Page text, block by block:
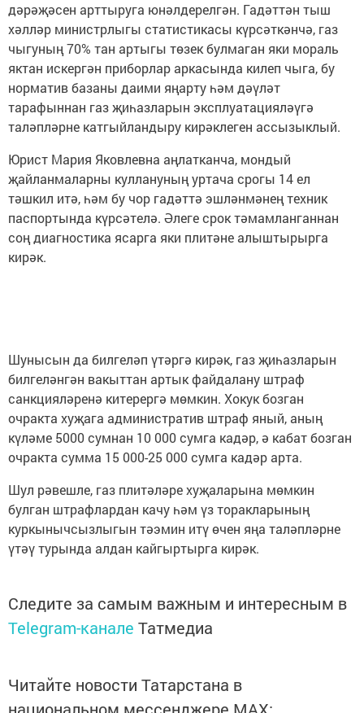
дәрәҗәсен арттыруга юнәлдерелгән. Гадәттән тыш
хәлләр министрлыгы статистикасы күрсәткәнчә, газ
чыгуның 70% тан артыгы төзек булмаган яки мораль
яктан искергән приборлар аркасында килеп чыга, бу
норматив базаны даими яңарту һәм дәүләт
тарафыннан газ җиһазларын эксплуатацияләүгә
таләпләрне катгыйландыру кирәклеген ассызыклый.
Юрист Мария Яковлевна аңлатканча, мондый
җайланмаларны куллануның уртача срогы 14 ел
тәшкил итә, һәм бу чор гадәттә эшләнмәнең техник
паспортында күрсәтелә. Әлеге срок тәмамланганнан
соң диагностика ясарга яки плитәне алыштырырга
кирәк.
Шунысын да билгеләп үтәргә кирәк, газ җиһазларын
билгеләнгән вакыттан артык файдалану штраф
санкцияләренә китерергә мөмкин. Хокук бозган
очракта хуҗага административ штраф яный, аның
күләме 5000 сумнан 10 000 сумга кадәр, ә кабат бозган
очракта сумма 15 000-25 000 сумга кадәр арта.
Шул рәвешле, газ плитәләре хуҗаларына мөмкин
булган штрафлардан качу һәм үз торакларының
куркынычсызлыгын тәэмин итү өчен яңа таләпләрне
үтәү турында алдан кайгыртырга кирәк.
Следите за самым важным и интересным в
Telegram-канале Татмедиа
Читайте новости Татарстана в